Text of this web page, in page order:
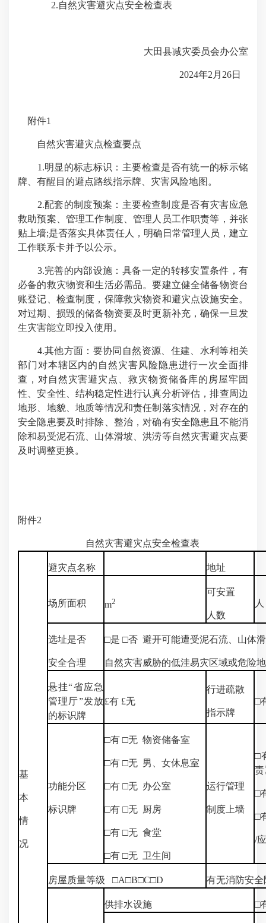
2.自然灾害避灾点安全检查表
大田县减灾委员会办公室
2024年2月26日
附件1
自然灾害避灾点检查要点
1.明显的标志标识：主要检查是否有统一的标示铭
牌、有醒目的避点路线指示牌、灾害风险地图。
2.配套的制度预案：主要检查制度是否有灾害应急
救助预案、管理工作制度、管理人员工作职责等，并张
贴上墙;是否落实具体责任人，明确日常管理人员，建立
工作联系卡并予以公示。
3.完善的内部设施：具备一定的转移安置条件，有
必备的救灾物资和生活必需品。要建立健全储备物资台
账登记、检查制度，保障救灾物资和避灾点设施安全。
对过期、损毁的储备物资要及时更新补充，确保一旦发
生灾害能立即投入使用。
4.其他方面：要协同自然资源、住建、水利等相关
部门对本辖区内的自然灾害风险隐患进行一次全面排
查，对自然灾害避灾点、救灾物资储备库的房屋牢固
性、安全性、结构稳定性进行认真分析评估，排查周边
地形、地貌、地质等情况和责任制落实情况，对存在的
安全隐患要及时排除、整治，对确有安全隐患且不能消
除和易受泥石流、山体滑坡、洪涝等自然灾害避灾点要
及时调整更换。
附件2
自然灾害避灾点安全检查表
基
本
情
况
避灾点名称 地址
场所面积 m2
可安置
人数
人
选址是否
安全合理
□是 □否 避开可能遭受泥石流、山体
自然灾害威胁的低洼易灾区域或危险
悬挂“省应急
管理厅”发放
的标识牌
£有 £无
行进疏散
指示牌
□
功能分区
标识牌
□有 □无 物资储备室
□有 □无 男、女休息室
□有 □无 办公室
□有 □无 厨房
□有 □无 食堂
□有 □无 卫生间
运行管理
制度上墙
□
责
□
□
/
房屋质量等级 □A□B□C□D 有无消防安
供排水设施 □